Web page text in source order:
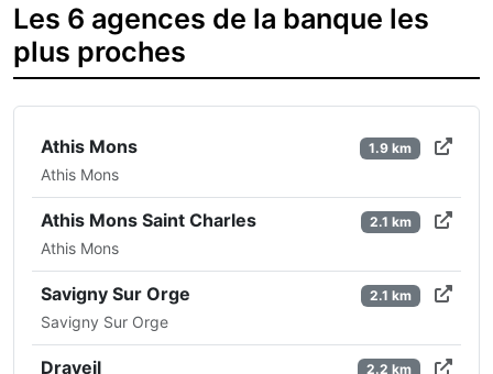
Les 6 agences de la banque les
plus proches
Athis Mons
Athis Mons
1.9 km
Athis Mons Saint Charles
Athis Mons
2.1 km
Savigny Sur Orge
Savigny Sur Orge
2.1 km
Draveil 2.2 km